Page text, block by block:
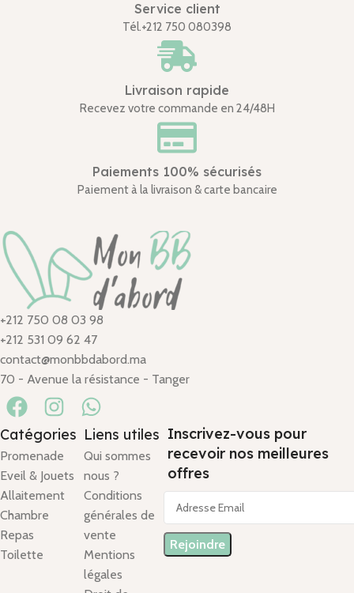
Service client
Tél.+212 750 080398
Livraison rapide
Recevez votre commande en 24/48H
Paiements 100% sécurisés
Paiement à la livraison & carte bancaire
+212 750 08 03 98
+212 531 09 62 47
contact@monbbdabord.ma
70 - Avenue la résistance - Tanger
Catégories
Promenade
Eveil & Jouets
Allaitement
Chambre
Repas
Toilette
Liens utiles
Qui sommes
nous ?
Conditions
générales de
vente
Mentions
légales
Inscrivez-vous pour
recevoir nos meilleures
offres